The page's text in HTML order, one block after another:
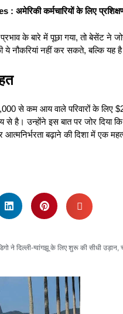
कर्मचारियों के लिए
के बारे में पूछा गया, तो बेसेंट ने
ये नौकरियां नहीं कर सकते, बल्कि
से कम आय वाले परिवारों के लिए
से है। उन्होंने इस बात पर जोर
बढ़ाने की दिशा में एक